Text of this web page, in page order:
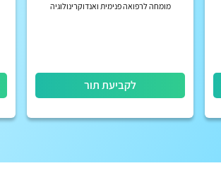
מומחה לרפואה פנימית ואנדוקרינולוגיה
לקביעת תור